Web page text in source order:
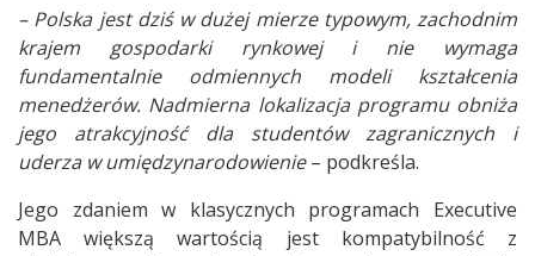
– Polska jest dziś w dużej mierze typowym, zachodnim
krajem gospodarki rynkowej i nie wymaga
fundamentalnie odmiennych modeli kształcenia
menedżerów. Nadmierna lokalizacja programu obniża
jego atrakcyjność dla studentów zagranicznych i
uderza w umiędzynarodowienie– podkreśla.
Jego zdaniem w klasycznych programach Executive
MBA większą wartością jest kompatybilność z